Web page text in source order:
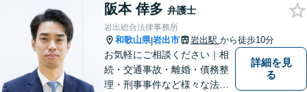
相談ください。あなたの灯り
となれるよう誠心誠意努めま
す。
阪本 倖多 弁護士
岩出総合法律事務所
和歌山県|岩出市 岩出駅 から徒歩10分
お気軽にご相談ください｜相
続・交通事故・離婚・債務整
理・刑事事件など様々な法律
詳細を見
る